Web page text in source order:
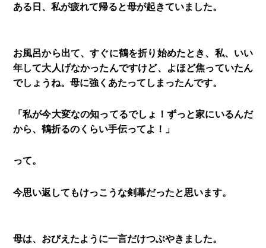
ある日、私が疲れて帰ると母が起きていました。
お風呂から出て、すぐに鶴を折り始めたとき、私、いい
年して大人げなかったんですけど、よほど焦っていたん
でしょうね。母に強くあたってしまったんです。
「私が今大変なの知ってるでしょ！ずっと家にいるんだ
から、鶴折るのくらい手伝ってよ！」
って。
今思い返してもけっこうな剣幕だったと思います。
母は、おびえたように一言だけつぶやきました。